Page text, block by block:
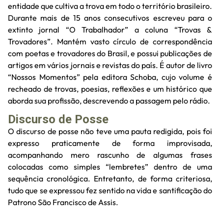
entidade que cultiva a trova em todo o território brasileiro.
Durante mais de 15 anos consecutivos escreveu para o
extinto jornal “O Trabalhador” a coluna “Trovas &
Trovadores”. Mantém vasto círculo de correspondência
com poetas e trovadores do Brasil, e possui publicações de
artigos em vários jornais e revistas do país. É autor de livro
“Nossos Momentos” pela editora Schoba, cujo volume é
recheado de trovas, poesias, reflexões e um histórico que
aborda sua profissão, descrevendo a passagem pelo rádio.
Discurso de Posse
O discurso de posse não teve uma pauta redigida, pois foi
expresso praticamente de forma improvisada,
acompanhando mero rascunho de algumas frases
colocadas como simples “lembretes” dentro de uma
sequência cronológica. Entretanto, de forma criteriosa,
tudo que se expressou fez sentido na vida e santificação do
Patrono São Francisco de Assis.